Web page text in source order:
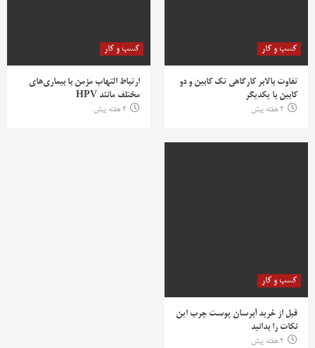
کسب و کار
تفاوت بالابر کارگاهی تک کابین و دو
کابین با یکدیگر
2 هفته پیش
کسب و کار
ارتباط التهاب مزمن با بیماری‌های
مختلف مانند HPV
2 هفته پیش
کسب و کار
قبل از خرید آبرسان پوست چرب این
نکات را بدانید
2 هفته پیش